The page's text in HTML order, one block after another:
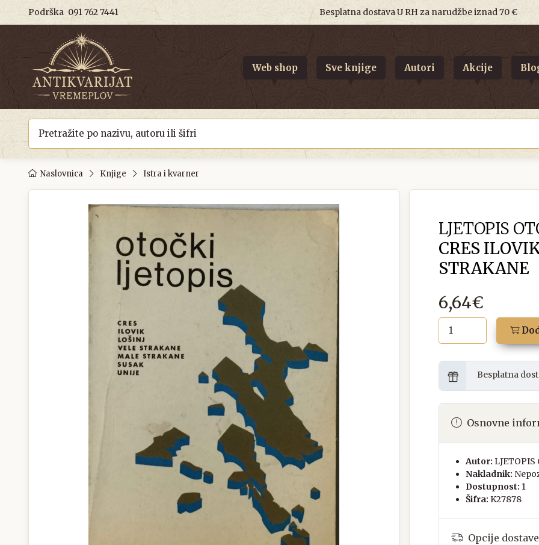
Podrška 091 762 7441 Besplatna dostava U RH za narudžbe iznad 70 €
Web shop Sve knjige Autori Akcije
Naslovnica Knjige Istra i kvarner
LJETOPIS
CRES
STRAKANE
6,64€
Besplatna
Osnovne
Autor: LJETOPIS
Nakladnik:
Dostupnost: 1
Šifra: K27878
Opcije dostave